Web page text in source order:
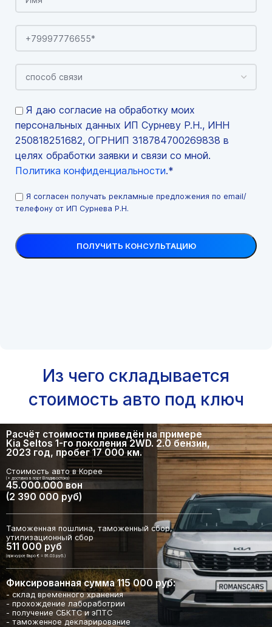
Я даю согласие на обработку моих
персональных данных ИП Сурневу Р.Н., ИНН
250818251682, ОГРНИП 318784700269838 в
целях обработки заявки и связи со мной.
Политика конфиденциальности.*
Я согласен получать рекламные предложения по email/
телефону от ИП Сурнева Р.Н.
Из чего складывается
стоимость авто под ключ
Расчёт стоимости приведён на примере
Kia Seltos 1-го поколения 2WD. 2.0 бензин,
2023 год, пробег 17 000 км.
Стоимость авто в Корее
(+ доставка в порт Владивостока)
45.000.000 вон
(2 390 000 руб)
Таможенная пошлина, таможенный сбор,
утилизационный сбор
511 000 руб
(при курсе Евро € = 91.03 руб.)
Фиксированная сумма 115 000 руб:
- склад временного хранения
- прохождение лабоработрии
- получение СБКТС и эПТС
- таможенное декларирование